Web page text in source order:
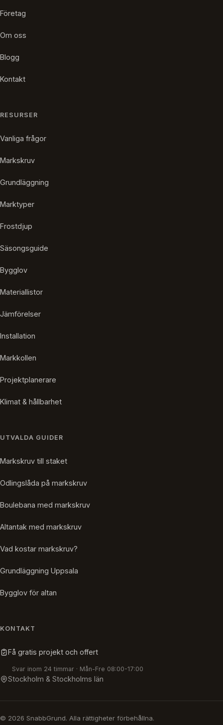
Företag
Om oss
Blogg
Kontakt
RESURSER
Vanliga frågor
Markskruv
Grundläggning
Marktyper
Frostdjup
Säsongsguide
Bygglov
Materiallistor
Jämförelser
Installation
Markkollen
Projektplanerare
Klimat & hållbarhet
UTVALDA GUIDER
Markskruv till staket
Odlingslåda på markskruv
Boulebana med markskruv
Altantak med markskruv
Vad kostar markskruv?
Grundläggning Uppsala
Bygglov för altan
KONTAKT
Få gratis projekt och offert
Svar inom 24 timmar · Mån-Fre 08:00-17:00
Stockholm & Stockholms län
© 2026 SnabbGrund. Alla rättigheter förbehållna.